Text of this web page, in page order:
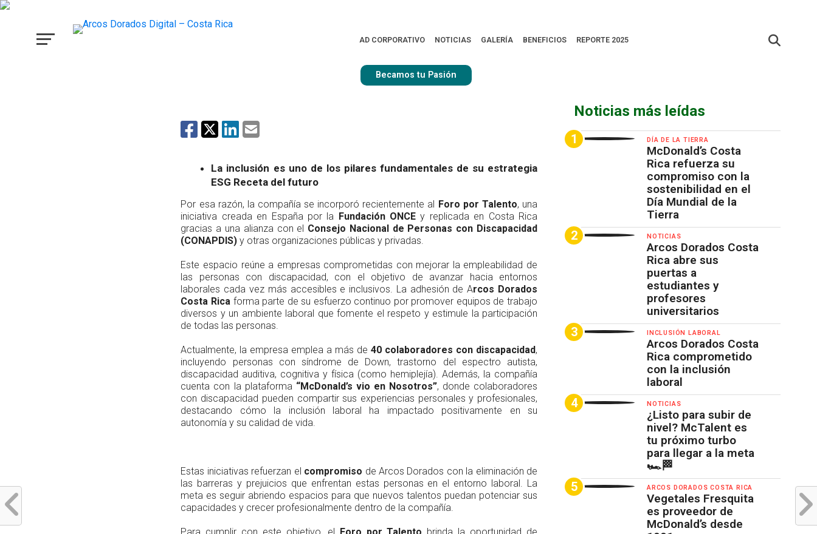
AD CORPORATIVO NOTICIAS GALERÍA BENEFICIOS REPORTE 2025
Becamos tu Pasión
incorpora al Foro de empresas Por
La inclusión es uno de los pilares fundamentales de su estrategia
ESG Receta del futuro
Por esa razón, la compañía se incorporó recientemente al Foro por Talento, una
iniciativa creada en España por la Fundación ONCE y replicada en Costa Rica
gracias a una alianza con el Consejo Nacional de Personas con Discapacidad
(CONAPDIS) y otras organizaciones públicas y privadas.
Este espacio reúne a empresas comprometidas con mejorar la empleabilidad de
las personas con discapacidad, con el objetivo de avanzar hacia entornos
laborales cada vez más accesibles e inclusivos. La adhesión de Arcos Dorados
Costa Ricaforma parte de su esfuerzo continuo por promover equipos de trabajo
diversos y un ambiente laboral que fomente el respeto y estimule la participación
de todas las personas.
Actualmente, la empresa emplea a más de40 colaboradores con discapacidad,
incluyendo personas con síndrome de Down, trastorno del espectro autista,
discapacidad auditiva, cognitiva y física (como hemiplejía). Además, la compañía
cuenta con la plataforma “McDonald’s vio en Nosotros”, donde colaboradores
con discapacidad pueden compartir sus experiencias personales y profesionales,
destacando cómo la inclusión laboral ha impactado positivamente en su
autonomía y su calidad de vida.
Estas iniciativas refuerzan el compromiso de Arcos Dorados con la eliminación de
las barreras y prejuicios que enfrentan estas personas en el entorno laboral. La
meta es seguir abriendo espacios para que nuevos talentos puedan potenciar sus
capacidades y crecer profesionalmente dentro de la compañía.
Noticias más leídas
DÍA DE LA TIERRA
McDonald’s Costa
Rica refuerza su
compromiso con la
sostenibilidad en el
Día Mundial de la
Tierra
NOTICIAS
Arcos Dorados Costa
Rica abre sus
puertas a
estudiantes y
profesores
universitarios
INCLUSIÓN LABORAL
Arcos Dorados Costa
Rica comprometido
con la inclusión
laboral
NOTICIAS
¿Listo para subir de
nivel? McTalent es
tu próximo turbo
para llegar a la meta
🏎️🏁
ARCOS DORADOS COSTA RICA
Vegetales Fresquita
es proveedor de
McDonald’s desde